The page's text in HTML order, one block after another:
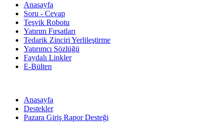
Anasayfa
Soru - Cevap
Teşvik Robotu
Yatırım Fırsatları
Tedarik Zinciri Yerlileştirme
Yatırımcı Sözlüğü
Faydalı Linkler
E-Bülten
Anasayfa
Destekler
Pazara Giriş Rapor Desteği